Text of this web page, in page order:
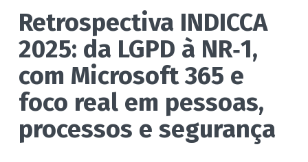
Retrospectiva INDICCA
2025: da LGPD à NR‑1,
com Microsoft 365 e
foco real em pessoas,
processos e segurança